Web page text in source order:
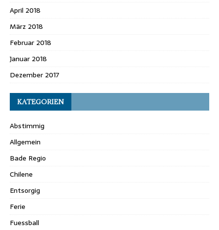
April 2018
März 2018
Februar 2018
Januar 2018
Dezember 2017
KATEGORIEN
Abstimmig
Allgemein
Bade Regio
Chilene
Entsorgig
Ferie
Fuessball